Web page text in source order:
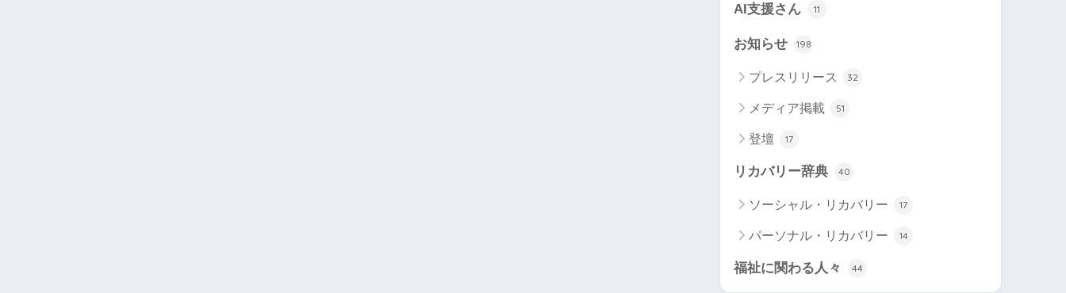
AI支援さん 11
お知らせ 198
プレスリリース 32
メディア掲載 51
登壇 17
リカバリー辞典 40
ソーシャル・リカバリー 17
パーソナル・リカバリー 14
福祉に関わる人々 44